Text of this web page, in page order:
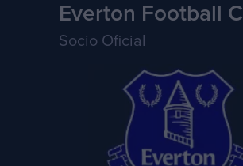
Everton Football
Socio Oficial